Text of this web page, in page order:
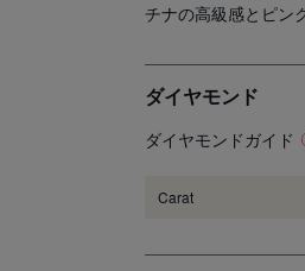
チナの高級感とピン
ダイヤモンド
ダイヤモンドガイド
Carat